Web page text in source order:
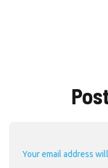
Your email address